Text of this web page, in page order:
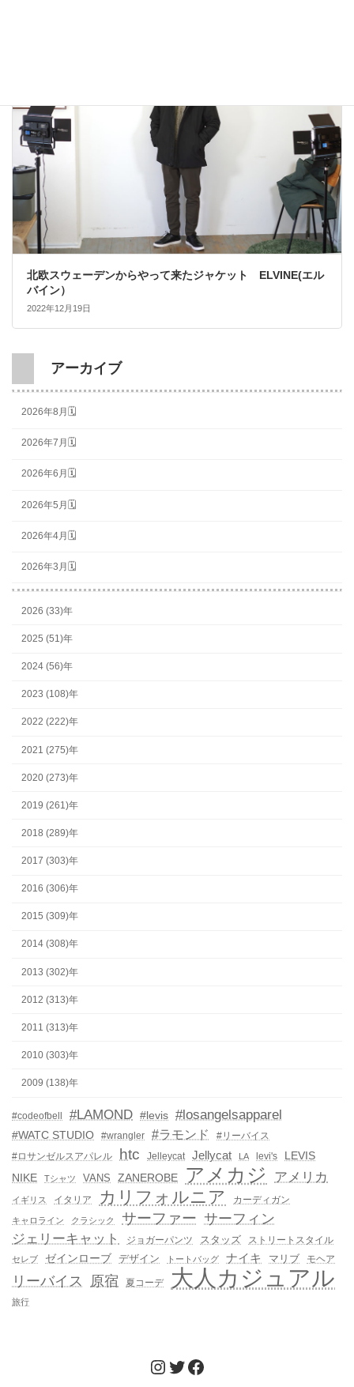
北欧スウェーデンからやって来たジャケット ELVINE(エル
バイン）
2022年12月19日
アーカイブ
2026年8月🗓
2026年7月🗓
2026年6月🗓
2026年5月🗓
2026年4月🗓
2026年3月🗓
2026 (33)年
2025 (51)年
2024 (56)年
2023 (108)年
2022 (222)年
2021 (275)年
2020 (273)年
2019 (261)年
2018 (289)年
2017 (303)年
2016 (306)年
2015 (309)年
2014 (308)年
2013 (302)年
2012 (313)年
2011 (313)年
2010 (303)年
2009 (138)年
#codeofbell #LAMOND #levis #losangelsapparel
#WATC STUDIO #wrangler #ラモンド
#リーバイス
#ロサンゼルスアパレル
htc Jelleycat Jellycat LA levi's
LEVIS
NIKE
Tシャツ VANS ZANEROBE アメカジ アメリカ
イギリス イタリア カリフォルニア カーディガン
キャロライン クラシック サーファー サーフィン
ジェリーキャット
ジョガーパンツ スタッズ ストリートスタイル
セレブ ゼインローブ デザイン トートバッグ ナイキ マリブ モヘア
リーバイス 原宿 夏コーデ 大人カジュアル
旅行
Instagram
Twitter
Facebook